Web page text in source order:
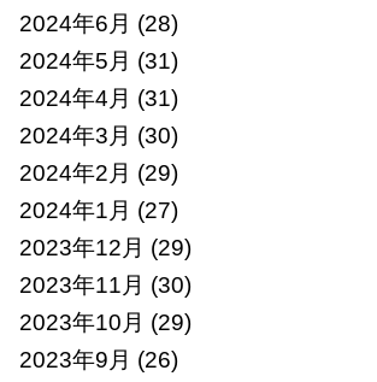
2024年6月 (28)
2024年5月 (31)
2024年4月 (31)
2024年3月 (30)
2024年2月 (29)
2024年1月 (27)
2023年12月 (29)
2023年11月 (30)
2023年10月 (29)
2023年9月 (26)